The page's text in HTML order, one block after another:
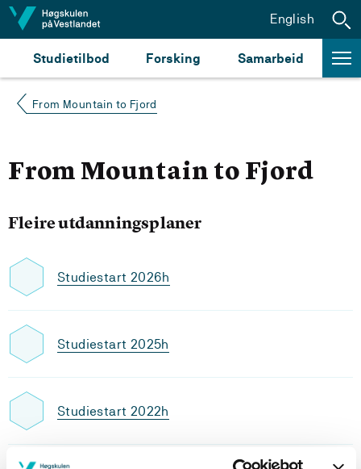
Hopp til innhald
Studietilbod Forsking Samarbeid
English
From Mountain to Fjord
From Mountain to Fjord
Fleire utdanningsplaner
Studiestart 2026h
Studiestart 2025h
Studiestart 2022h